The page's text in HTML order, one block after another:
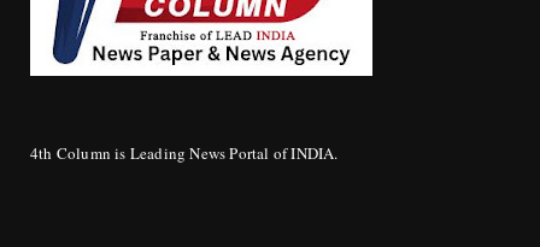
4th Column is Leading News Portal of INDIA.